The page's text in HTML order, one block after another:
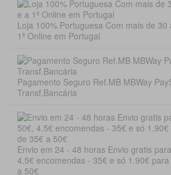
Loja 100% Portuguesa Com mais de 30
1ª Online em Portugal
Pagamento Seguro Ref.MB MBWay
Transf.Bancária
Envio em 24 - 48 horas Envio gratis
4.5€ encomendas - 35€ e só 1.90€
a 50€